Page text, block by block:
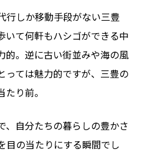
行しか移動手段がない三豊
いて何軒もハシゴができる中
的。逆に古い街並みや海の風
っては魅力的ですが、三豊の
り前。
、自分たちの暮らしの豊かさ
目の当たりにする瞬間でし
祭
ハイパー縁側@車山
Archives
Category
アート／文化／音楽
アクセス